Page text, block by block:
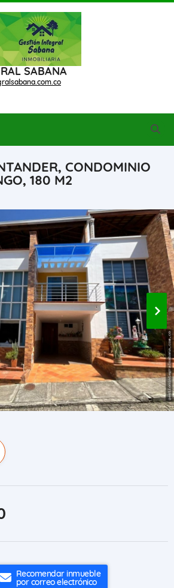
SABANA
CONDOMINIO
180 M2
Recomendar inmueble
por correo electrónico